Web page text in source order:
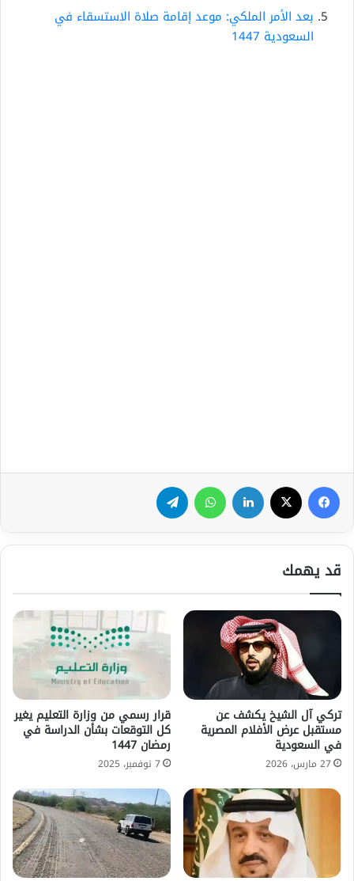
بعد الأمر الملكي: موعد إقامة صلاة الاستسقاء في
السعودية 1447
فيسبوك لينكدإن واتساب
قد يهمك
تركي آل الشيخ يكشف عن
مستقبل عرض الأفلام المصرية
في السعودية
27 مارس، 2026
قرار رسمي من وزارة التعليم يغير
كل التوقعات بشأن الدراسة في
رمضان 1447
7 نوفمبر، 2025